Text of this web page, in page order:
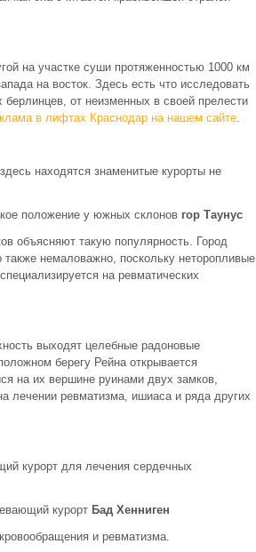
на участке суши протяженностью 1000 км
на восток. Здесь есть что исследовать
от неизменных в своей прелести
в лифтах Краснодар на нашем сайте.
находятся знаменитые курорты не
положение у южных склонов гор Таунус
объясняют такую популярность. Город
немаловажно, поскольку неторопливые
на ревматических
выходят целебные радоновые
берегу Рейна открывается
на их вершине руинами двух замков,
лечении ревматизма, ишиаса и ряда других
курорт для лечения сердечных
курорт Бад Хенниген
и ревматизма.